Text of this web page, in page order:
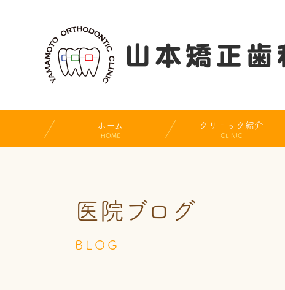
ホーム
HOME
クリニック紹介
CLINIC
医院ブログ
BLOG